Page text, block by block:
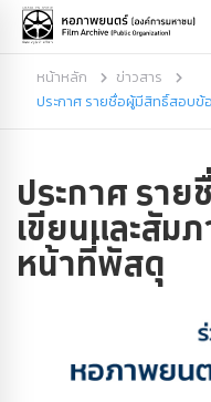
หน้าหลัก
ข่าวสาร
ประกาศ รายชื่อผู้มีสิทธิ์สอบ
ประกาศ รา
เขียนและสัม
หน้าที่พัสดุ